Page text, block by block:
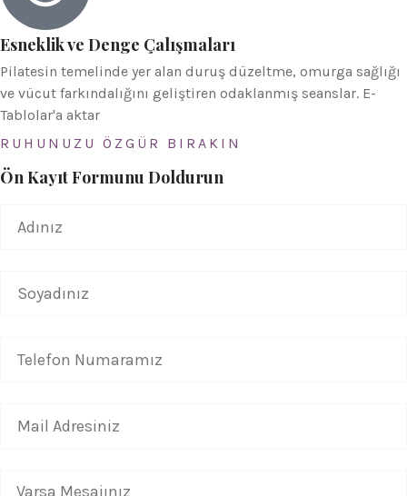
Esneklik ve Denge Çalışmaları
Pilatesin temelinde yer alan duruş düzeltme, omurga sağlığı
ve vücut farkındalığını geliştiren odaklanmış seanslar. E-
Tablolar'a aktar
RUHUNUZU ÖZGÜR BIRAKIN
Ön Kayıt Formunu Doldurun